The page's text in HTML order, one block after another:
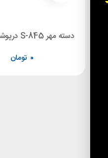
دسته مهر S-845 درپوشدار Shiny
تومان ۰